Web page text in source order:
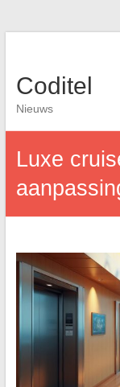
Coditel
Nieuws
Luxe